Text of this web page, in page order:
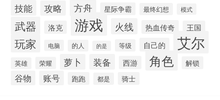
技能 攻略 方舟 星际争霸 最终幻想 模式
武器 洛克 游戏 火线 热血传奇 王国
玩家 电脑 的人 的是 等级 自己的 艾尔
英雄 荣耀 萝卜 装备 西游 角色 解锁
谷物 账号 跑跑 都是 骑士